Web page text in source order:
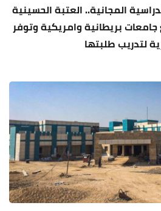
الدراسية المجانية.. العتبة الحسينية
بريطانية وامريكية وتوفر
لتدريب طلبتها